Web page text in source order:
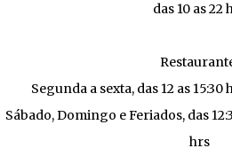
das 10 as 22
Segunda a sexta, das 12 as 15:30
Sábado, Domingo e Feriados, das
hrs